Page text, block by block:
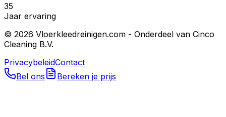
35
Jaar ervaring
© 2026 Vloerkleedreinigen.com - Onderdeel van Cinco
Cleaning B.V.
PrivacybeleidContact
Bel ons
Bereken je prijs